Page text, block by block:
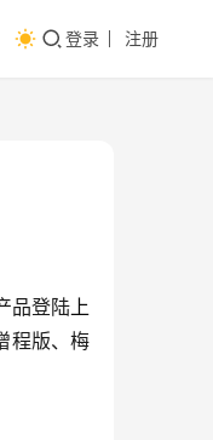
登录 注册
品登陆上
程版、梅